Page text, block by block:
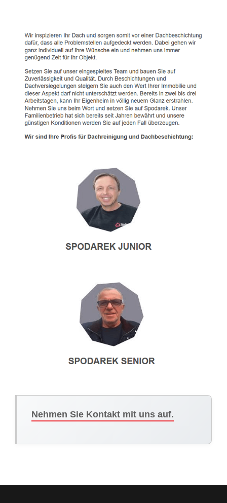
Nehmen Sie Kontakt mit uns auf.